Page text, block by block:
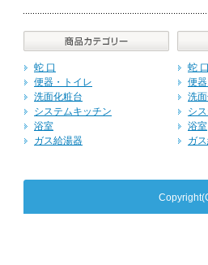
蛇 口
便器・トイレ
洗面化粧台
システムキッチン
浴室
ガス給湯器
蛇
便
洗
シ
浴室
ガ